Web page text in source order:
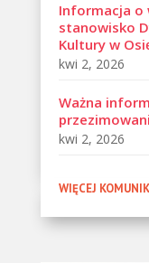
Informacja o
stanowisko
Kultury w
kwi 2, 2026
Ważna
kwi 2, 2026
WIĘCEJ